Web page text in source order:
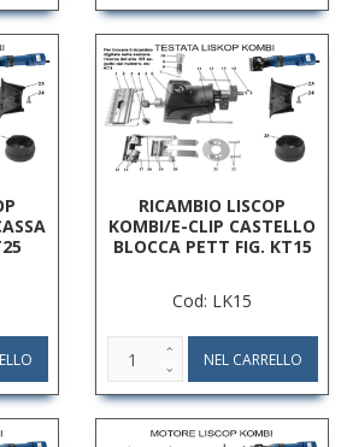
RICAMBIO LISCOP
KOMBI/E-CLIP CASTELLO
BLOCCA PETT FIG. KT15
Cod: LK15